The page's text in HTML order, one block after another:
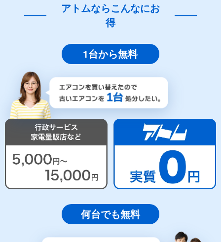
アトムならこんなにお
得
1台から無料
何台でも無料